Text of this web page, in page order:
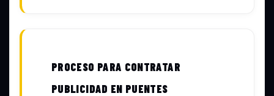
PROCESO PARA CONTRATAR
PUBLICIDAD EN PUENTES